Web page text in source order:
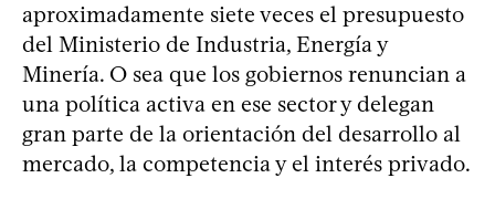
aproximadamente siete veces el presupuesto
del Ministerio de Industria, Energía y
Minería. O sea que los gobiernos renuncian a
una política activa en ese sector y delegan
gran parte de la orientación del desarrollo al
mercado, la competencia y el interés privado.